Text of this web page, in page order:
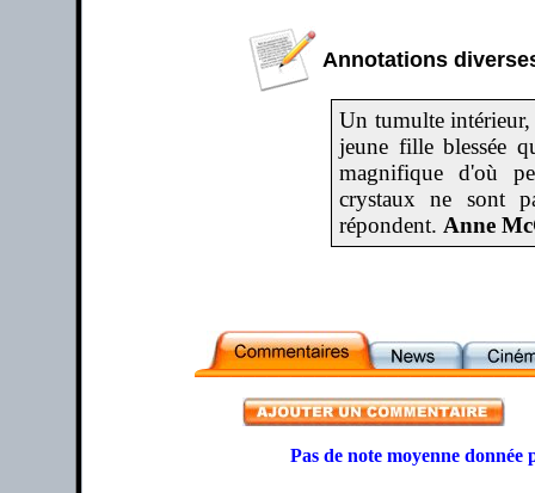
Annotations
Un tumulte
jeune fille blessée
magnifique d'où
crystaux ne sont
répondent. Anne
Pas de note moyenne